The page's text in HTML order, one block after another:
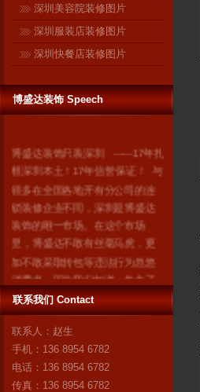
深圳美容院装修图片
深圳服装店装修图片
深圳快餐店装修图片
博盛达装饰 Speech
博盛达装饰只装深圳 ------17年扎
根深圳本土！17年信誉保证！ 与
锁装修企业不同，深圳是博盛达
装饰的唯一市场。在这个市场
里，博盛达不敢有丝毫马虎，更
消费者。因为我们知道：失去了
深圳，就失去了博盛达的全
部！ 我们是深圳人，我们自豪！
作为深圳市装修行业领军企业的
博盛达装饰，对自己“深圳本土”这
个身份感到无比自豪。17年来，
博盛达
更多
联系我们 Contact
联系人：赵生
手机：136 8954 6782
电话：136 8954 6782
传真：136 8954 6782